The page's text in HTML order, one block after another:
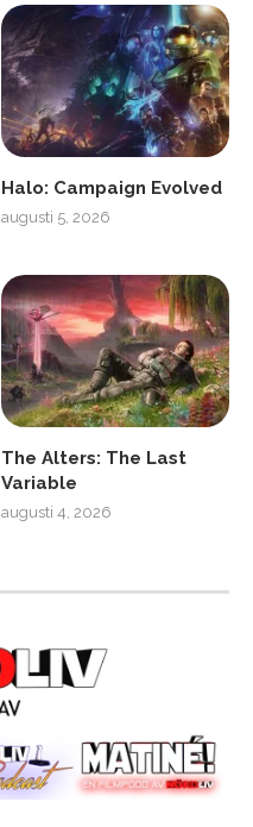
Halo: Campaign Evolved
augusti 5, 2026
The Alters: The Last
Variable
augusti 4, 2026